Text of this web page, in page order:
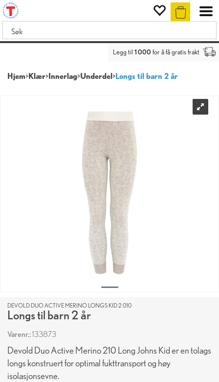
Legg til 1 000 for å få gratis frakt
Hjem>Klær>Innerlag>Underdel>Longs til barn 2 år
DEVOLD DUO ACTIVE MERINO LONGS KID 2 010
Longs til barn 2 år
Varenr.:133873
Devold Duo Active Merino 210 Long Johns Kid er en tolags
longs konstruert for optimal fukttransport og høy
isolasjonsevne.